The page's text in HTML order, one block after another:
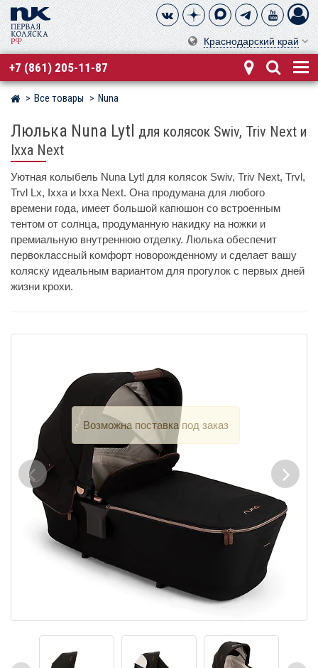
Краснодарский край
+7 (861) 205-11-87
Магазин детских колясок
Все товары Nuna
Люлька Nuna Lytl для колясок Swiv, Triv Next и
Ixxa Next
Уютная колыбель Nuna Lytl для колясок Swiv, Triv Next, Trvl,
Trvl Lx, Ixxa и Ixxa Next. Она продумана для любого
времени года, имеет большой капюшон со встроенным
тентом от солнца, продуманную накидку на ножки и
премиальную внутреннюю отделку. Люлька обеспечит
первоклассный комфорт новорожденному и сделает вашу
коляску идеальным вариантом для прогулок с первых дней
жизни крохи.